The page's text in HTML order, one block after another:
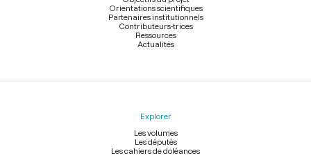
Orientations scientifiques
Partenaires institutionnels
Contributeurs-trices
Ressources
Actualités
Explorer
Les volumes
Les députés
Les cahiers de doléances